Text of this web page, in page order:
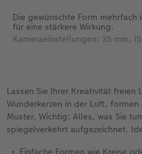
Die gewünschte Form
für eine stärkere Wirkung.
Kameraeinstellungen: 35 mm,
Lassen Sie Ihrer Kreativität freien
Wunderkerzen in der Luft,
Muster. Wichtig: Alles, was Sie
spiegelverkehrt aufgezeichnet.